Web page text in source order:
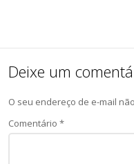
Deixe um
O seu endereço de e-mail
Comentário *